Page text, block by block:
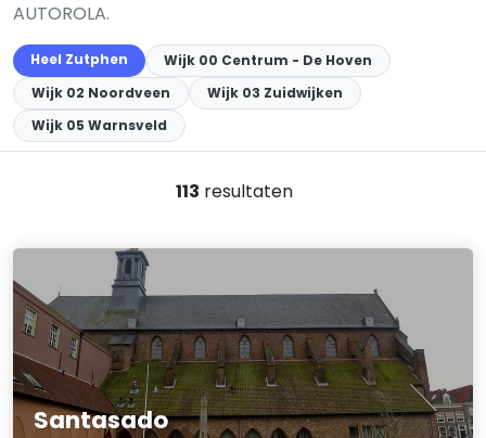
AUTOROLA.
Heel Zutphen
Wijk 00 Centrum - De Hoven
Wijk 02 Noordveen
Wijk 03 Zuidwijken
Wijk 05 Warnsveld
113 resultaten
Santasado